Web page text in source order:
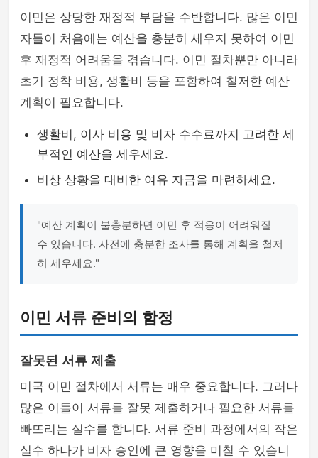
이민은 상당한 재정적 부담을 수반합니다. 많은 이민
자들이 처음에는 예산을 충분히 세우지 못하여 이민
후 재정적 어려움을 겪습니다. 이민 절차뿐만 아니라
초기 정착 비용, 생활비 등을 포함하여 철저한 예산
계획이 필요합니다.
생활비, 이사 비용 및 비자 수수료까지 고려한 세
부적인 예산을 세우세요.
비상 상황을 대비한 여유 자금을 마련하세요.
"예산 계획이 불충분하면 이민 후 적응이 어려워질
수 있습니다. 사전에 충분한 조사를 통해 계획을 철저
히 세우세요."
이민 서류 준비의 함정
잘못된 서류 제출
미국 이민 절차에서 서류는 매우 중요합니다. 그러나
많은 이들이 서류를 잘못 제출하거나 필요한 서류를
빠뜨리는 실수를 합니다. 서류 준비 과정에서의 작은
실수 하나가 비자 승인에 큰 영향을 미칠 수 있습니